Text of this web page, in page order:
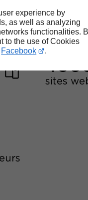
experience by
as well as analyzing
functionalities.
to the use of Cookies
Facebook .
sites